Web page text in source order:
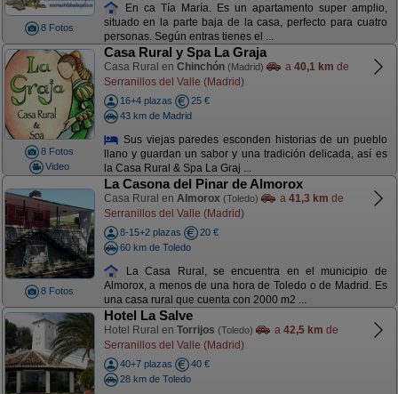
8 Fotos
En ca Tía María. Es un apartamento super amplio,
situado en la parte baja de la casa, perfecto para cuatro
personas. Según entras tienes el ...
8 Fotos
Video
Casa Rural y Spa La Graja
Casa Rural en Chinchón (Madrid) a 40,1 km de
Serranillos del Valle (Madrid)
16+4 plazas
25 €
43 km de Madrid
Sus viejas paredes esconden historias de un pueblo
llano y guardan un sabor y una tradición delicada, así es
la Casa Rural & Spa La Graj ...
8 Fotos
La Casona del Pinar de Almorox
Casa Rural en Almorox (Toledo) a 41,3 km de
Serranillos del Valle (Madrid)
8-15+2 plazas
20 €
60 km de Toledo
La Casa Rural, se encuentra en el municipio de
Almorox, a menos de una hora de Toledo o de Madrid. Es
una casa rural que cuenta con 2000 m2 ...
Hotel La Salve
Hotel Rural en Torrijos (Toledo) a 42,5 km de
Serranillos del Valle (Madrid)
40+7 plazas
40 €
28 km de Toledo